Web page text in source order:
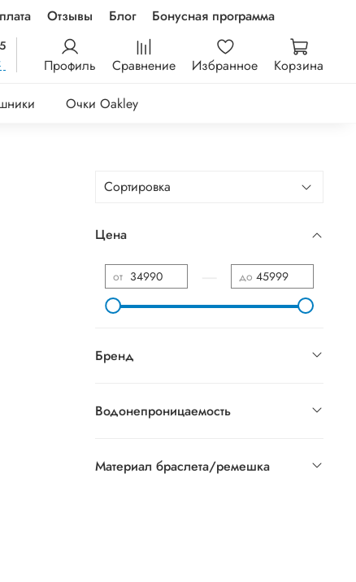
Отзывы Блог Бонусная программа
Профиль Сравнение Избранное Корзина
Очки Oakley
Цена
от до
Бренд
Водонепроницаемость
Материал браслета/ремешка